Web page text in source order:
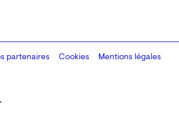
, code:8080.studio
partenaires Cookies Mentions légales